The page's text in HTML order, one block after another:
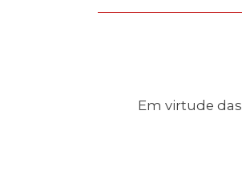
Em virtude